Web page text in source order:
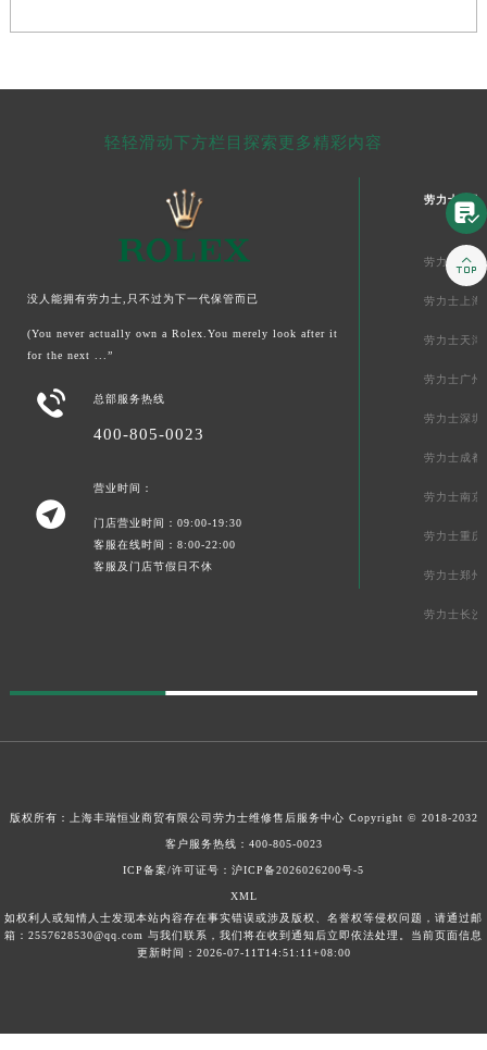
轻轻滑动下方栏目探索更多精彩内容
没人能拥有劳力士,只不过为下一代保管而已
(You never actually own a Rolex.You merely look after it
for the next ...”
 总部服务热线
400-805-0023

营业时间：
门店营业时间：09:00-19:30
客服在线时间：8:00-22:00
客服及门店节假日不休
劳力士中国
劳力士北京
劳力士上海
劳力士天津
劳力士广州
劳力士深圳
劳力士成都
劳力士南京
劳力士重庆
劳力士郑州
劳力士长沙
版权所有：上海丰瑞恒业商贸有限公司 劳力士维修售后服务中心 Copyright © 2018-2032
客户服务热线： 400-805-0023
ICP备案/许可证号：沪ICP备2026026200号-5
XML
如权利人或知情人士发现本站内容存在事实错误或涉及版权、名誉权等侵权问题，请通过邮
箱：2557628530@qq.com 与我们联系，我们将在收到通知后立即依法处理。当前页面信息
更新时间：2026-07-11T14:51:11+08:00

